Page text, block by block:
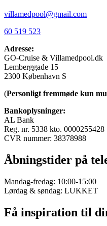
villamedpool@gmail.com
60 519 523
Adresse:
GO-Cruise & Villamedpool.dk
Lemberggade 15
2300 København S
(Personligt fremmøde kun
Bankoplysninger:
AL Bank
Reg. nr. 5338 kto. 0000255428
CVR nummer: 38378988
Åbningstider på
Mandag-fredag: 10:00-15:00
Lørdag & søndag: LUKKET
Få inspiration til